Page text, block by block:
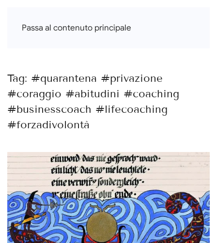
Passa al contenuto principale
Francesca Di Falco
Tag: #quarantena #privazione
#coraggio #abitudini #coaching
#businesscoach #lifecoaching
#forzadivolontà